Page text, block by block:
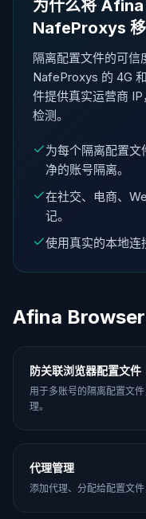
为什么将
NafeProxys
隔离配置文件的可信
NafeProxys 的 4G
件提供真实运营商
检测。
为每个隔离配置
净的账号隔离。
在社交、电商、
记。
使用真实的本地连
Afina Browser
防关联浏览器配置文件
用于多账号的隔离配置文
理。
代理管理
添加代理、分配给配置文